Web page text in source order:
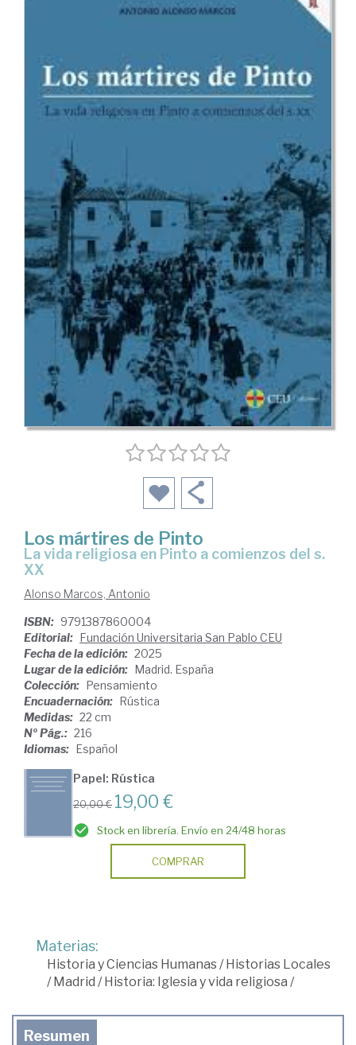
Los mártires de Pinto
La vida religiosa en Pinto a comienzos del s.
XX
Alonso Marcos, Antonio
ISBN: 9791387860004
Editorial: Fundación Universitaria San Pablo CEU
Fecha de la edición: 2025
Lugar de la edición: Madrid. España
Colección: Pensamiento
Encuadernación: Rústica
Medidas: 22 cm
Nº Pág.: 216
Idiomas: Español
Papel: Rústica
20,00 € 19,00 €
Stock en librería. Envío en 24/48 horas
COMPRAR
Materias:
Historia y Ciencias Humanas /Historias Locales
/Madrid /Historia: Iglesia y vida religiosa /
Resumen